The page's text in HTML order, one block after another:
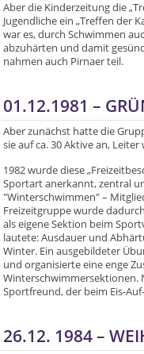
Aber die Kinderzeitung die
Jugendliche ein „Treffen der
war es, durch Schwimmen
abzuhärten und damit
nahmen auch Pirnaer teil.
01.12.1981 –
Aber zunächst hatte die
sie auf ca. 30 Aktive an,
1982 wurde diese
Sportart anerkannt, zentral
"Winterschwimmen" –
Freizeitgruppe wurde
als eigene Sektion beim
lautete: Ausdauer und
Winter. Ein ausgebildeter
und organisierte eine enge
Winterschwimmersektionen.
Sportfreund, der beim Eis-
26.12. 1984 –